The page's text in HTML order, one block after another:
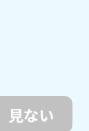
見ない